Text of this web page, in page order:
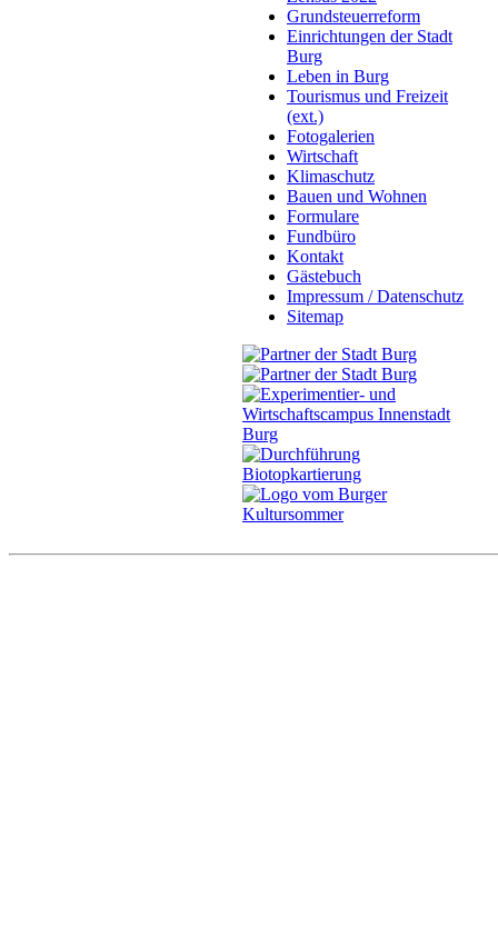
Grundsteuerreform
Einrichtungen der Stadt
Burg
Leben in Burg
Tourismus und Freizeit
(ext.)
Fotogalerien
Wirtschaft
Klimaschutz
Bauen und Wohnen
Formulare
Fundbüro
Kontakt
Gästebuch
Impressum / Datenschutz
Sitemap